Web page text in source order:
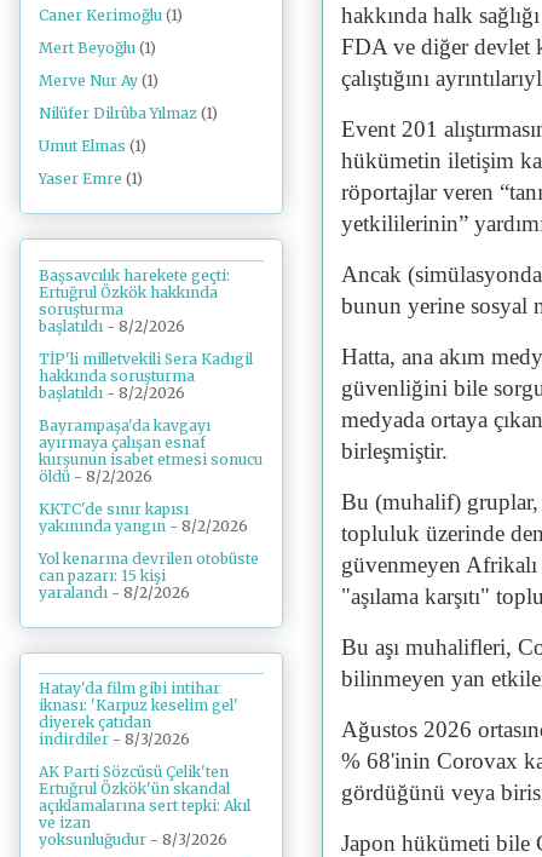
hakkında halk
FDA ve diğer devlet
çalıştığını
Event 201
hükümetin iletişim
röportajlar veren
yetkililerinin”
Ancak
bunun yerine sosyal
Hatta, ana akım
güvenliğini bile
medyada ortaya
birleşmiştir.
Bu (muhalif) gruplar,
topluluk üzerinde
güvenmeyen
"aşılama karşıtı"
Bu aşı muhalifleri,
bilinmeyen yan
Ağustos 2026
% 68'inin Corovax
gördüğünü veya
Japon hükümeti bile
Caner Kerimoğlu (1)
Mert Beyoğlu (1)
Merve Nur Ay (1)
Nilüfer Dilrûba Yılmaz (1)
Umut Elmas (1)
Yaser Emre (1)
Başsavcılık harekete geçti:
Ertuğrul Özkök hakkında
soruşturma
başlatıldı - 8/2/2026
TİP'li milletvekili Sera Kadıgil
hakkında soruşturma
başlatıldı - 8/2/2026
Bayrampaşa'da kavgayı
ayırmaya çalışan esnaf
kurşunun isabet etmesi sonucu
öldü - 8/2/2026
KKTC'de sınır kapısı
yakınında yangın - 8/2/2026
Yol kenarına devrilen otobüste
can pazarı: 15 kişi
yaralandı - 8/2/2026
Hatay'da film gibi intihar
iknası: 'Karpuz keselim gel'
diyerek çatıdan
indirdiler - 8/3/2026
AK Parti Sözcüsü Çelik'ten
Ertuğrul Özkök'ün skandal
açıklamalarına sert tepki: Akıl
ve izan
yoksunluğudur - 8/3/2026